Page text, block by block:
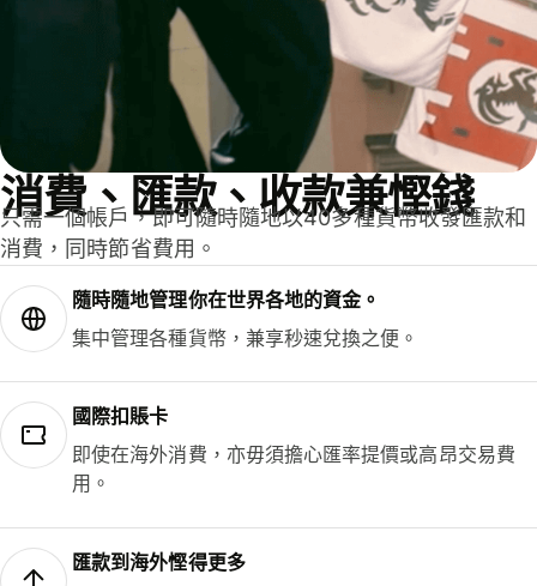
消費、匯款、收款兼慳錢
只需一個帳戶，即可隨時隨地以40多種貨幣收發匯款和
消費，同時節省費用。
隨時隨地管理你在世界各地的資金。
集中管理各種貨幣，兼享秒速兌換之便。
國際扣賬卡
即使在海外消費，亦毋須擔心匯率提價或高昂交易費
用。
匯款到海外慳得更多